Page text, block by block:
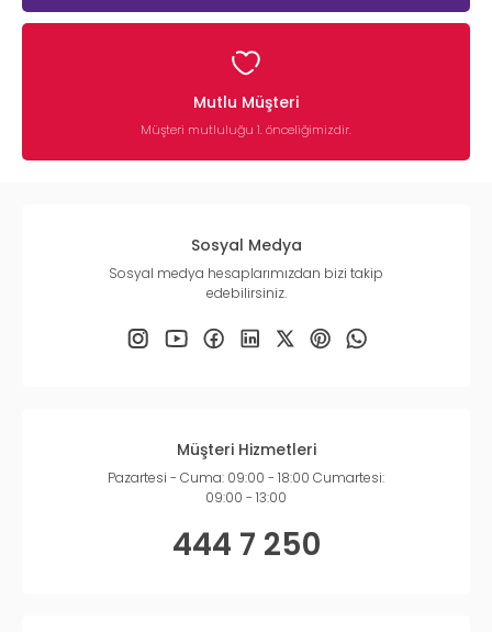
Mutlu Müşteri
Müşteri mutluluğu 1. önceliğimizdir.
Sosyal Medya
Sosyal medya hesaplarımızdan bizi takip
edebilirsiniz.
Müşteri Hizmetleri
Pazartesi - Cuma: 09:00 - 18:00 Cumartesi:
09:00 - 13:00
444 7 250